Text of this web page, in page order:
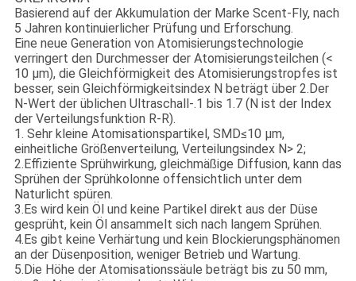
Basierend auf der Akkumulation der Marke Scent-Fly, nach
5 Jahren kontinuierlicher Prüfung und Erforschung.
Eine neue Generation von Atomisierungstechnologie
verringert den Durchmesser der Atomisierungsteilchen (<
10 μm), die Gleichförmigkeit des Atomisierungstropfes ist
besser, sein Gleichförmigkeitsindex N beträgt über 2.Der
N-Wert der üblichen Ultraschall-.1 bis 1.7 (N ist der Index
der Verteilungsfunktion R-R).
1. Sehr kleine Atomisationspartikel, SMD≤10 μm,
einheitliche Größenverteilung, Verteilungsindex N> 2;
2.Effiziente Sprühwirkung, gleichmäßige Diffusion, kann das
Sprühen der Sprühkolonne offensichtlich unter dem
Naturlicht spüren.
3.Es wird kein Öl und keine Partikel direkt aus der Düse
gesprüht, kein Öl ansammelt sich nach langem Sprühen.
4.Es gibt keine Verhärtung und kein Blockierungsphänomen
an der Düsenposition, weniger Betrieb und Wartung.
5.Die Höhe der Atomisationssäule beträgt bis zu 50 mm,